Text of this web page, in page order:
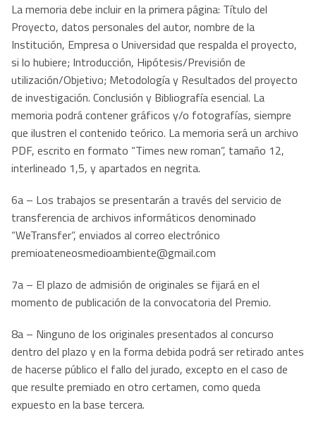
La memoria debe incluir en la primera página: Título del
Proyecto, datos personales del autor, nombre de la
Institución, Empresa o Universidad que respalda el proyecto,
si lo hubiere; Introducción, Hipótesis/Previsión de
utilización/Objetivo; Metodología y Resultados del proyecto
de investigación. Conclusión y Bibliografía esencial. La
memoria podrá contener gráficos y/o fotografías, siempre
que ilustren el contenido teórico. La memoria será un archivo
PDF, escrito en formato “Times new roman”, tamaño 12,
interlineado 1,5, y apartados en negrita.
6a – Los trabajos se presentarán a través del servicio de
transferencia de archivos informáticos denominado
“WeTransfer”, enviados al correo electrónico
premioateneosmedioambiente@gmail.com
7a – El plazo de admisión de originales se fijará en el
momento de publicación de la convocatoria del Premio.
8a – Ninguno de los originales presentados al concurso
dentro del plazo y en la forma debida podrá ser retirado antes
de hacerse público el fallo del jurado, excepto en el caso de
que resulte premiado en otro certamen, como queda
expuesto en la base tercera.